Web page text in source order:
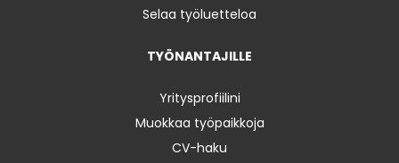
Selaa työluetteloa
TYÖNANTAJILLE
Yritysprofiilini
Muokkaa työpaikkoja
CV-haku